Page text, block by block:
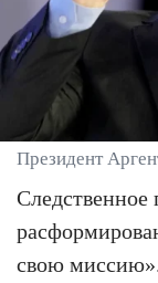
Президент
Следственное
свою